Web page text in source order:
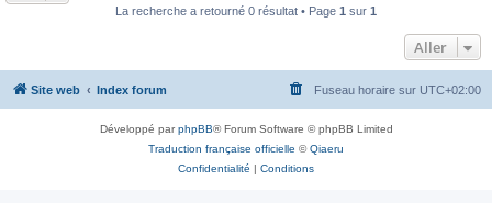
e
r
La recherche a retourné 0 résultat • Page 1 sur 1
Aller
Site web Index forum Fuseau horaire sur UTC+02:00
Développé parphpBB® Forum Software © phpBB Limited
Traduction française officielle ©Qiaeru
Confidentialité | Conditions